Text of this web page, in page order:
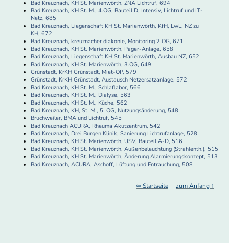
Bad Kreuznach, KH St. Marienwörth, ZNA Lichtruf, 694
Bad Kreuznach, KH St. M., 4.OG, Bauteil D, Intensiv, Lichtruf und IT-
Netz, 685
Bad Kreuznach, Liegenschaft KH St. Marienwörth, KfH, LwL, NZ zu
KH, 672
Bad Kreuznach, kreuznacher diakonie, Monitoring 2.OG, 671
Bad Kreuznach, KH St. Marienwörth, Pager-Anlage, 658
Bad Kreuznach, Liegenschaft KH St. Marienwörth, Ausbau NZ, 652
Bad Kreuznach, KH St. Marienwörth, 3.OG, 649
Grünstadt, KrKH Grünstadt, Miet-OP, 579
Grünstadt, KrKH Grünstadt, Austausch Netzersatzanlage, 572
Bad Kreuznach, KH St. M., Schlaflabor, 566
Bad Kreuznach, KH St. M., Dialyse, 563
Bad Kreuznach, KH St. M., Küche, 562
Bad Kreuznach, KH, St. M., 5. OG, Nutzungsänderung, 548
Bruchweiler, BMA und Lichtruf, 545
Bad Kreuznach ACURA, Rheuma Akutzentrum, 542
Bad Kreuznach, Drei Burgen Klinik, Sanierung Lichtrufanlage, 528
Bad Kreuznach, KH St. Marienwörth, USV, Bauteil A-D, 516
Bad Kreuznach, KH St. Marienwörth, Außenbeleuchtung (Strahlenth.), 515
Bad Kreuznach, KH St. Marienwörth, Änderung Alarmierungskonzept, 513
Bad Kreuznach, ACURA, Aschoff, Lüftung und Entrauchung, 508
⇦ Startseite zum Anfang ↑